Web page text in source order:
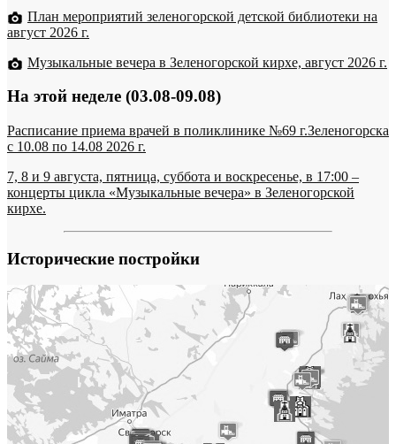
План мероприятий зеленогорской детской библиотеки на
август 2026 г.
Музыкальные вечера в Зеленогорской кирхе, август 2026 г.
На этой неделе (03.08-09.08)
Расписание приема врачей в поликлинике №69 г.Зеленогорска
c 10.08 по 14.08 2026 г.
7, 8 и 9 августа, пятница, суббота и воскресенье, в 17:00 –
концерты цикла «Музыкальные вечера» в Зеленогорской
кирхе.
Исторические постройки